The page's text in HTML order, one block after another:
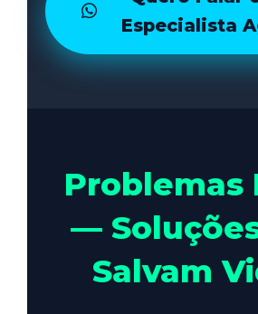
Especialista
Problemas
—
Salvam